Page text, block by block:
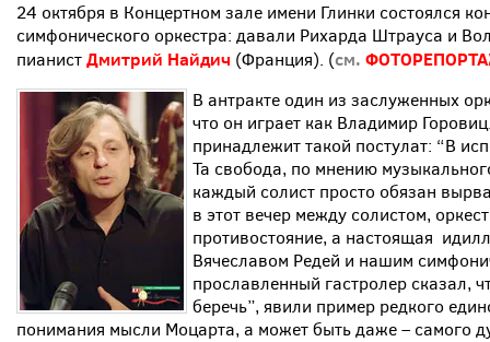
24 октября в Концертном зале имени Глинки состоялся
симфонического оркестра: давали Рихарда Штрауса и
пианистДмитрий Найдич (Франция). (см.
В антракте один из заслуженных
что он играет как Владимир
принадлежит такой постулат: “В
Та свобода, по мнению
каждый солист просто обязан
в этот вечер между солистом,
противостояние, а настоящая
Вячеславом Редей и нашим
прославленный гастролер сказал,
беречь”, явили пример редкого
понимания мысли Моцарта, а может быть даже – самого